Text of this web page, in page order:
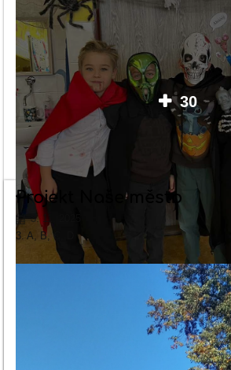
30
Po podzimních prázdninách se na našem
v duchu ‚Halloweenu‘. Třídy zaplnily
čarodějnice, duchové, kostlivci i dýně.
Projekt Naše město
3. 11. 2025
3. A, B, C, D